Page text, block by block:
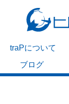
traPについて
ブログ